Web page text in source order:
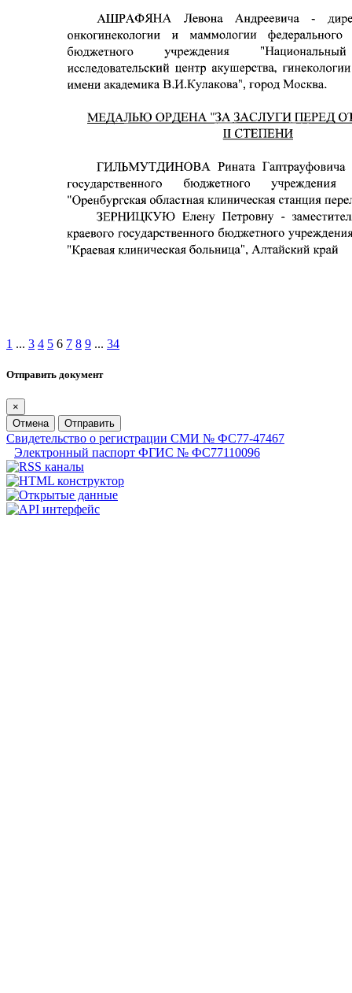
1 ... 3 4 5 6 7 8 9 ... 34
Отправить документ
×
Отмена
Отправить
Свидетельство о регистрации СМИ № ФС77-47467
Электронный паспорт ФГИС № ФС77110096